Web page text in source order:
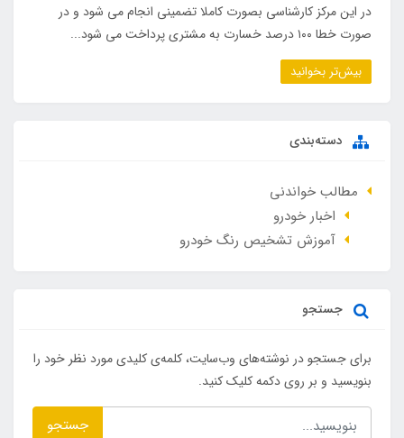
در این مرکز کارشناسی بصورت کاملا تضمینی انجام می شود و در
صورت خطا ۱۰۰ درصد خسارت به مشتری پرداخت می شود...
بیش‌تر بخوانید
دسته‌بندی
مطالب خواندنی
اخبار خودرو
آموزش تشخیص رنگ خودرو
جستجو
برای جستجو در نوشته‌های وب‌سایت، کلمه‌ی کلیدی مورد نظر خود را
بنویسید و بر روی دکمه کلیک کنید.
جستجو